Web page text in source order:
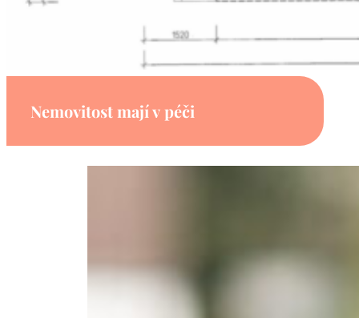
Nemovitost mají v péči